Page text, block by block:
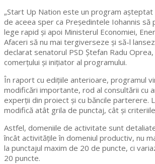
„Start Up Nation este un program
de aceea sper ca Președintele Iohannis să
lege rapid și apoi Ministerul Economiei,
Afaceri să nu mai tergiverseze și să-l
declarat senatorul PSD Ștefan Radu
comerțului și inițiator al programului.
În raport cu edițiile anterioare, programul
modificări importante, rod al consultării cu
experții din proiect și cu băncile parterere.
modifică atât grila de punctaj, cât și
Astfel, domeniile de activitate sunt
încât activitățile în domeniul productiv, nu
la punctajul maxim de 20 de puncte, ci
20 puncte.